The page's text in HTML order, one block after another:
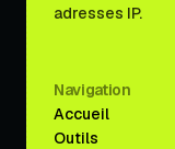
adresses IP.
Navigation
Accueil
Outils